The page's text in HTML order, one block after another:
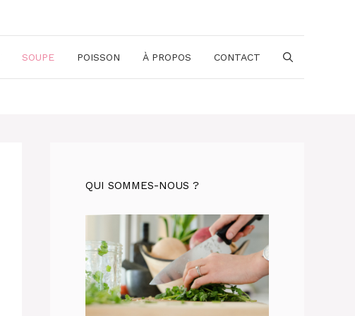
SOUPE POISSON À PROPOS CONTACT
QUI SOMMES-NOUS ?